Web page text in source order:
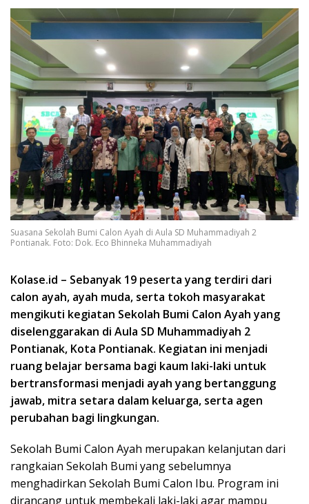
Suasana Sekolah Bumi Calon Ayah di Aula SD Muhammadiyah 2
Pontianak. Foto: Dok. Eco Bhinneka Muhammadiyah
Kolase.id – Sebanyak 19 peserta yang terdiri dari
calon ayah, ayah muda, serta tokoh masyarakat
mengikuti kegiatan Sekolah Bumi Calon Ayah yang
diselenggarakan di Aula SD Muhammadiyah 2
Pontianak, Kota Pontianak. Kegiatan ini menjadi
ruang belajar bersama bagi kaum laki-laki untuk
bertransformasi menjadi ayah yang bertanggung
jawab, mitra setara dalam keluarga, serta agen
perubahan bagi lingkungan.
Sekolah Bumi Calon Ayah merupakan kelanjutan dari
rangkaian Sekolah Bumi yang sebelumnya
menghadirkan Sekolah Bumi Calon Ibu. Program ini
dirancang untuk membekali laki-laki agar mampu